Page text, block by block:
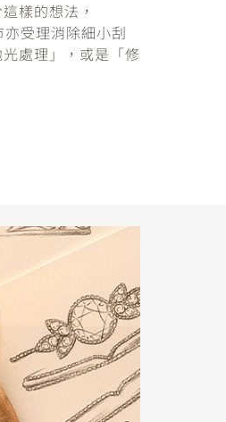
樣的想法，
受理消除細小刮
處理」，或是「修